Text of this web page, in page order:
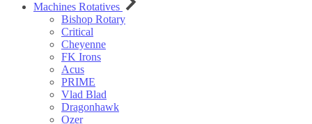
Machines Rotatives
Bishop Rotary
Critical
Cheyenne
FK Irons
Acus
PRIME
Vlad Blad
Dragonhawk
Ozer